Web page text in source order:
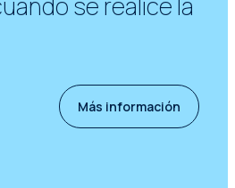
se realice la
Más información